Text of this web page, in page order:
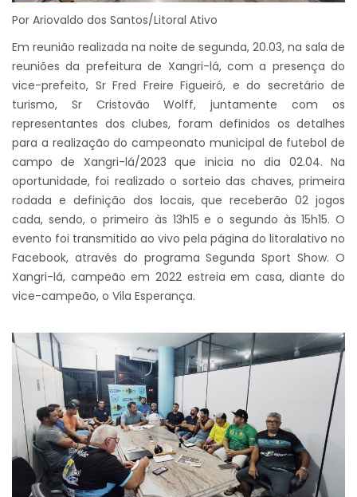
Por Ariovaldo dos Santos/Litoral Ativo
Em reunião realizada na noite de segunda, 20.03, na sala de
reuniões da prefeitura de Xangri-lá, com a presença do
vice-prefeito, Sr Fred Freire Figueiró, e do secretário de
turismo, Sr Cristovão Wolff, juntamente com os
representantes dos clubes, foram definidos os detalhes
para a realização do campeonato municipal de futebol de
campo de Xangri-lá/2023 que inicia no dia 02.04. Na
oportunidade, foi realizado o sorteio das chaves, primeira
rodada e definição dos locais, que receberão 02 jogos
cada, sendo, o primeiro às 13h15 e o segundo às 15h15. O
evento foi transmitido ao vivo pela página do litoralativo no
Facebook, através do programa Segunda Sport Show. O
Xangri-lá, campeão em 2022 estreia em casa, diante do
vice-campeão, o Vila Esperança.